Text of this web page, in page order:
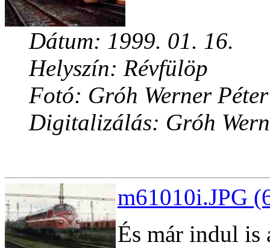
Dátum: 1999. 01. 16.
Helyszín: Révfülöp
Fotó: Gróh Werner Péter
Digitalizálás: Gróh
m61010i.JPG
És már indul is